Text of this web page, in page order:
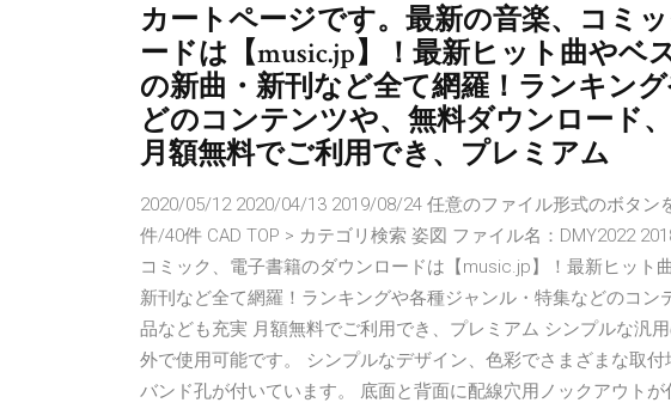
カートページです。最新の音楽、コミ
ードは【music.jp】！最新ヒット曲やベ
の新曲・新刊など全て網羅！ランキン
どのコンテンツや、無料ダウンロード
月額無料でご利用でき、プレミアム
2020/05/12 2020/04/13 2019/08/24 任意のファイル形式のボタン
件/40件 CAD TOP > カテゴリ検索 姿図 ファイル名：DMY2022
コミック、電子書籍のダウンロードは【music.jp】！最新ヒット
新刊など全て網羅！ランキングや各種ジャンル・特集などのコ
品なども充実 月額無料でご利用でき、プレミアム シンプルな汎
外で使用可能です。 シンプルなデザイン、色彩でさまざまな取
バンド孔が付いています。 底面と背面に配線穴用ノックアウトが